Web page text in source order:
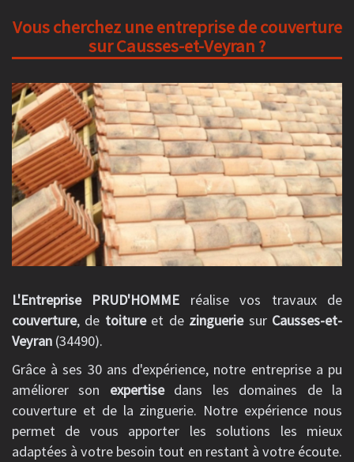
Vous cherchez une entreprise de couverture
sur Causses-et-Veyran ?
L'Entreprise PRUD'HOMME réalise vos travaux de
couverture, de toitureet de zingueriesur Causses-et-
Veyran (34490).
Grâce à ses 30 ans d'expérience, notre entreprise a pu
améliorer son expertisedans les domaines de la
couverture et de la zinguerie. Notre expérience nous
permet de vous apporter les solutions les mieux
adaptées à votre besoin tout en restant à votre écoute.